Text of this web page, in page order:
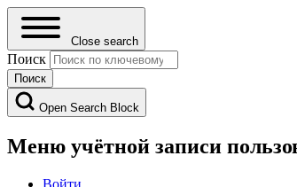
Close search
Поиск
Open Search Block
Меню учётной записи
Войти